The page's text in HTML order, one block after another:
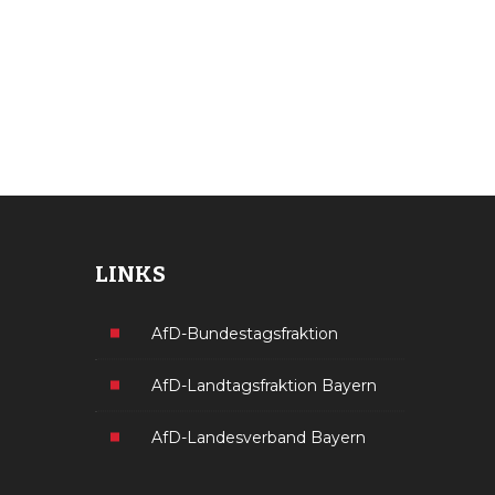
LINKS
AfD-Bundestagsfraktion
AfD-Landtagsfraktion Bayern
AfD-Landesverband Bayern